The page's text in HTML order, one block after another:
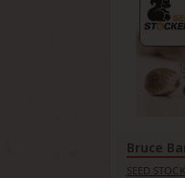
Bruce
SEED